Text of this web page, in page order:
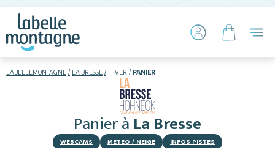
LABELLEMONTAGNE LA BRESSE HIVER PANIER
PanieràLa Bresse
WEBCAMS MÉTÉO / NEIGE INFOS PISTES